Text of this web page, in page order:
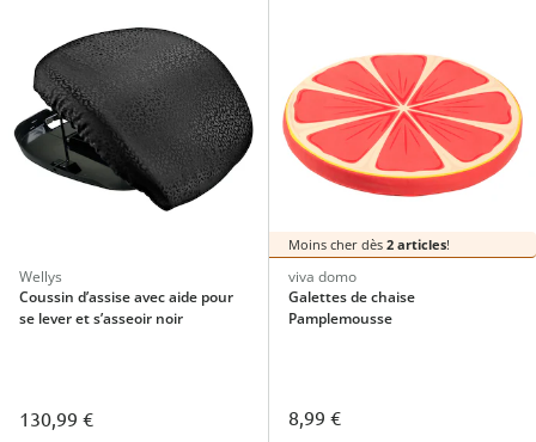
Wellys
Coussin d’assise avec aide pour
se lever et s’asseoir noir
130,99 €
Moins cher dès 2 articles!
viva domo
Galettes de chaise
Pamplemousse
8,99 €